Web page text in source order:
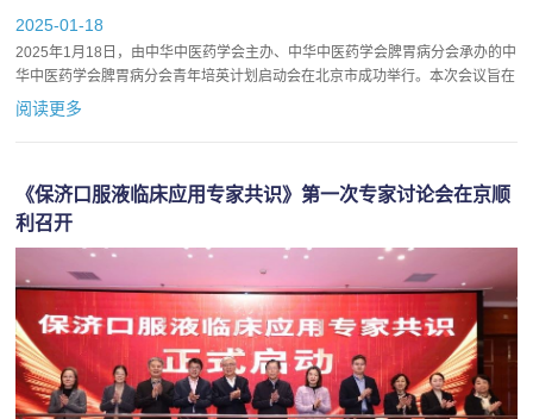
2025-01-18
2025年1月18日，由中华中医药学会主办、中华中医药学会脾胃病分会承办的中
华中医药学会脾胃病分会青年培英计划启动会在北京市成功举行。本次会议旨在
积极贯彻中央人才工作会议精神，促进优秀青年科技人才脱颖...
阅读更多
《保济口服液临床应用专家共识》第一次专家讨论会在京顺
利召开